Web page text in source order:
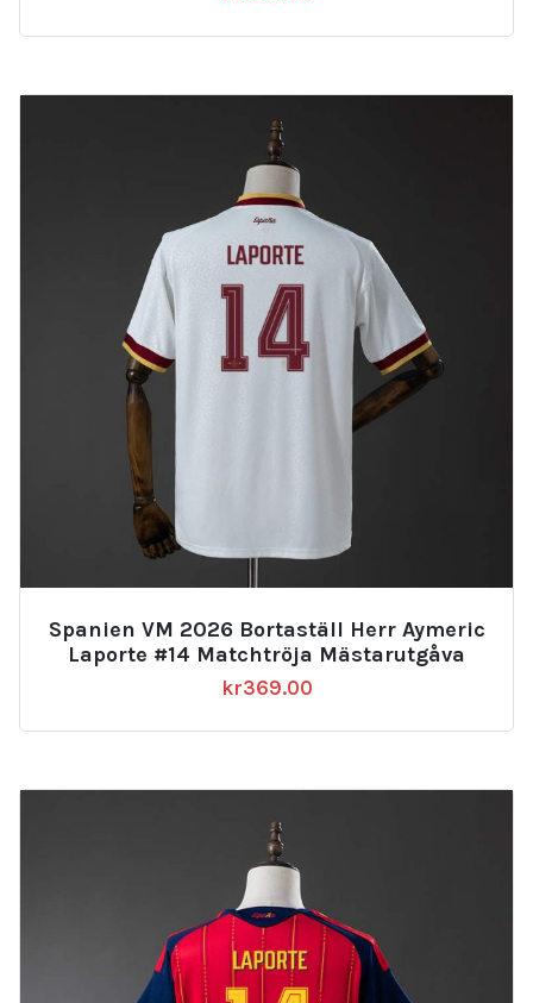
Spanien VM 2026 Bortaställ Herr Aymeric
Laporte #14 Matchtröja Mästarutgåva
kr369.00